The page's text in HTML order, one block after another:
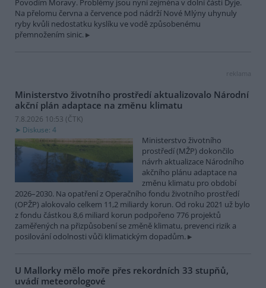
Povodím Moravy. Problémy jsou nyní zejména v dolní části Dyje.
Na přelomu června a července pod nádrží Nové Mlýny uhynuly
ryby kvůli nedostatku kyslíku ve vodě způsobenému
přemnožením sinic.
reklama
Ministerstvo životního prostředí aktualizovalo Národní
akční plán adaptace na změnu klimatu
7.8.2026 10:53 (ČTK)
Diskuse: 4
Ministerstvo životního
prostředí (MŽP) dokončilo
návrh aktualizace Národního
akčního plánu adaptace na
změnu klimatu pro období
2026–2030. Na opatření z Operačního fondu životního prostředí
(OPŽP) alokovalo celkem 11,2 miliardy korun. Od roku 2021 už bylo
z fondu částkou 8,6 miliard korun podpořeno 776 projektů
zaměřených na přizpůsobení se změně klimatu, prevenci rizik a
posilování odolnosti vůči klimatickým dopadům.
U Mallorky mělo moře přes rekordních 33 stupňů,
uvádí meteorologové